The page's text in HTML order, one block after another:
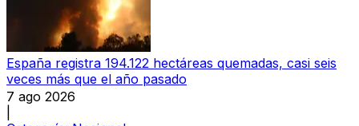
España registra 194.122 hectáreas quemadas, casi seis
veces más que el año pasado
7 ago 2026